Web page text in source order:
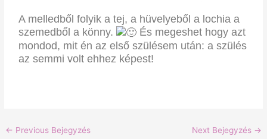
A melledből folyik a tej, a hüvelyeből a lochia a
szemedből a könny.
És megeshet hogy azt
mondod, mit én az első szülésem után: a szülés
az semmi volt ehhez képest!
← Previous Bejegyzés Next Bejegyzés →